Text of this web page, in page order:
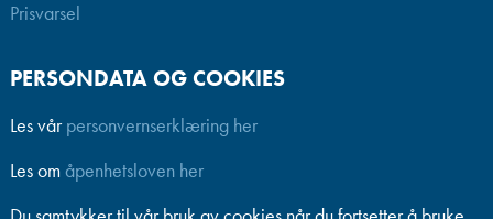
Prisvarsel
PERSONDATA OG COOKIES
Les vår personvernserklæring her
Les om åpenhetsloven her